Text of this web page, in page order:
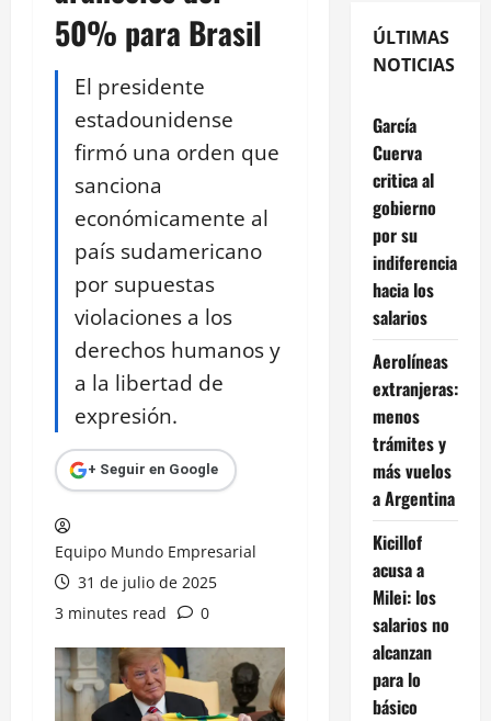
50% para Brasil
El presidente
estadounidense
firmó una orden que
sanciona
económicamente al
país sudamericano
por supuestas
violaciones a los
derechos humanos y
a la libertad de
expresión.
+ Seguir en Google
Equipo Mundo Empresarial
31 de julio de 2025
3 minutes read
0
ÚLTIMAS
NOTICIAS
García
Cuerva
critica al
gobierno
por su
indiferencia
hacia los
salarios
Aerolíneas
extranjeras:
menos
trámites y
más vuelos
a Argentina
Kicillof
acusa a
Milei: los
salarios no
alcanzan
para lo
básico